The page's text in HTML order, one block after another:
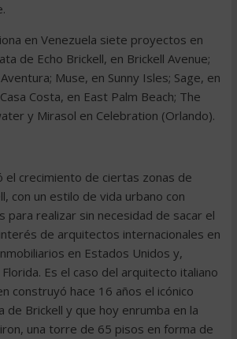
en Venezuela siete proyectos en
de Echo Brickell, en Brickell Avenue;
Muse, en Sunny Isles; Sage, en
Costa, en East Palm Beach; The
y Mirasol en Celebration (Orlando).
el crecimiento de ciertas zonas de
con un estilo de vida urbano con
para realizar sin necesidad de sacar el
de arquitectos internacionales en
en Estados Unidos y,
Es el caso del arquitecto italiano
construyó hace 16 años el icónico
de Brickell y que hoy enrumba en la
una torre de 65 pisos en forma de